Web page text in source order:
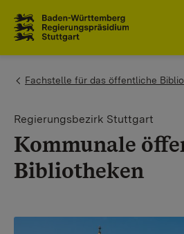
You are here:
Fachstelle für das öffentliche
Regierungsbezirk Stuttgart
Kommunale
Bibliotheken